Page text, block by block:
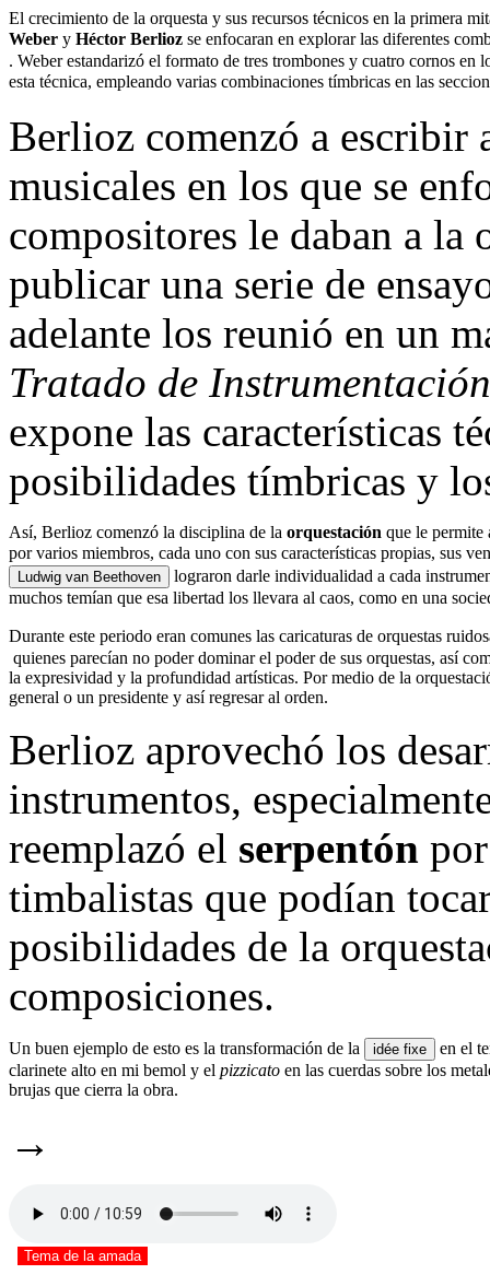
El crecimiento de la orquesta y sus recursos técnicos en la primera
Weber y Héctor Berlioz se enfocaran en explorar las diferentes
. Weber estandarizó el formato de tres trombones y cuatro cornos
esta técnica, empleando varias combinaciones tímbricas en las
Berlioz comenzó a escribir
musicales en los que se
compositores le daban a la
publicar una serie de
adelante los reunió en un
Tratado de
expone las características
posibilidades tímbricas y
Así, Berlioz comenzó la disciplina de la orquestación que le permite
por varios miembros, cada uno con sus características propias, sus
Ludwig van Beethoven
lograron darle individualidad a cada
muchos temían que esa libertad los llevara al caos, como en una
Durante este periodo eran comunes las caricaturas de orquestas
quienes parecían no poder dominar el poder de sus orquestas, así
la expresividad y la profundidad artísticas. Por medio de la
general o un presidente y así regresar al orden.
Berlioz aprovechó los
instrumentos,
reemplazó el serpentón
timbalistas que podían
posibilidades de la
composiciones.
Un buen ejemplo de esto es la transformación de la idée fixe
en el
clarinete alto en mi bemol y el pizzicato en las cuerdas sobre los
brujas que cierra la obra.
→
Tema de la amada